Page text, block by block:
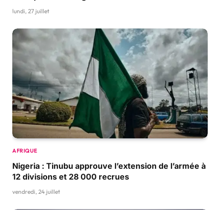
lundi, 27 juillet
AFRIQUE
Nigeria : Tinubu approuve l’extension de l’armée à
12 divisions et 28 000 recrues
vendredi, 24 juillet